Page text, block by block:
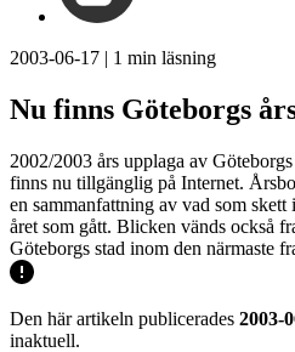
2003-06-17 | 1 min läsning
Nu finns Göteborgs
2002/2003 års upplaga av
finns nu tillgänglig på Internet.
en sammanfattning av vad som skett
året som gått. Blicken vänds också
Göteborgs stad inom den närmaste
Den här artikeln publicerades 2003-
inaktuell.